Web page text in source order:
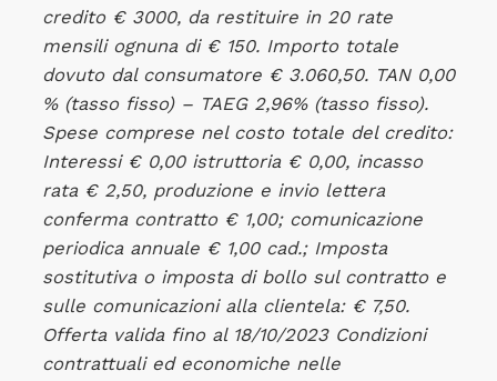
credito € 3000, da restituire in 20 rate
mensili ognuna di € 150. Importo totale
dovuto dal consumatore € 3.060,50. TAN 0,00
% (tasso fisso) – TAEG 2,96% (tasso fisso).
Spese comprese nel costo totale del credito:
Interessi € 0,00 istruttoria € 0,00, incasso
rata € 2,50, produzione e invio lettera
conferma contratto € 1,00; comunicazione
periodica annuale € 1,00 cad.; Imposta
sostitutiva o imposta di bollo sul contratto e
sulle comunicazioni alla clientela: € 7,50.
Offerta valida fino al 18/10/2023 Condizioni
contrattuali ed economiche nelle